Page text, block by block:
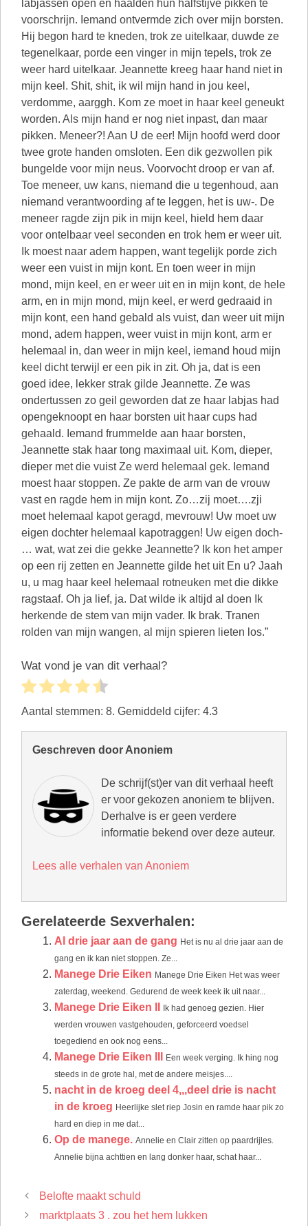
labjassen open en haalden hun halfstijve pikken te
voorschrijn. Iemand ontvermde zich over mijn borsten.
Hij begon hard te kneden, trok ze uitelkaar, duwde ze
tegenelkaar, porde een vinger in mijn tepels, trok ze
weer hard uitelkaar. Jeannette kreeg haar hand niet in
mijn keel. Shit, shit, ik wil mijn hand in jou keel,
verdomme, aarggh. Kom ze moet in haar keel geneukt
worden. Als mijn hand er nog niet inpast, dan maar
pikken. Meneer?! Aan U de eer! Mijn hoofd werd door
twee grote handen omsloten. Een dik gezwollen pik
bungelde voor mijn neus. Voorvocht droop er van af.
Toe meneer, uw kans, niemand die u tegenhoud, aan
niemand verantwoording af te leggen, het is uw-. De
meneer ragde zijn pik in mijn keel, hield hem daar
voor ontelbaar veel seconden en trok hem er weer uit.
Ik moest naar adem happen, want tegelijk porde zich
weer een vuist in mijn kont. En toen weer in mijn
mond, mijn keel, en er weer uit en in mijn kont, de hele
arm, en in mijn mond, mijn keel, er werd gedraaid in
mijn kont, een hand gebald als vuist, dan weer uit mijn
mond, adem happen, weer vuist in mijn kont, arm er
helemaal in, dan weer in mijn keel, iemand houd mijn
keel dicht terwijl er een pik in zit. Oh ja, dat is een
goed idee, lekker strak gilde Jeannette. Ze was
ondertussen zo geil geworden dat ze haar labjas had
opengeknoopt en haar borsten uit haar cups had
gehaald. Iemand frummelde aan haar borsten,
Jeannette stak haar tong maximaal uit. Kom, dieper,
dieper met die vuist Ze werd helemaal gek. Iemand
moest haar stoppen. Ze pakte de arm van de vrouw
vast en ragde hem in mijn kont. Zo…zij moet….zji
moet helemaal kapot geragd, mevrouw! Uw moet uw
eigen dochter helemaal kapotraggen! Uw eigen doch-
… wat, wat zei die gekke Jeannette? Ik kon het amper
op een rij zetten en Jeannette gilde het uit En u? Jaah
u, u mag haar keel helemaal rotneuken met die dikke
ragstaaf. Oh ja lief, ja. Dat wilde ik altijd al doen Ik
herkende de stem van mijn vader. Ik brak. Tranen
rolden van mijn wangen, al mijn spieren lieten los.”
Wat vond je van dit verhaal?
Aantal stemmen: 8. Gemiddeld cijfer: 4.3
Geschreven door Anoniem
De schrijf(st)er van dit verhaal heeft
er voor gekozen anoniem te blijven.
Derhalve is er geen verdere
informatie bekend over deze auteur.
Lees alle verhalen van Anoniem
Gerelateerde Sexverhalen:
Al drie jaar aan de gang Het is nu al drie jaar aan de
gang en ik kan niet stoppen. Ze...
Manege Drie Eiken Manege Drie Eiken Het was weer
zaterdag, weekend. Gedurend de week keek ik uit naar...
Manege Drie Eiken II
Ik had genoeg gezien. Hier
werden vrouwen vastgehouden, geforceerd voedsel
toegediend en ook nog eens...
Manege Drie Eiken III
Een week verging. Ik hing nog
steeds in de grote hal, met de andere meisjes....
nacht in de kroeg deel 4,,,deel drie is nacht
in de kroeg Heerlijke slet riep Josin en ramde haar pik zo
hard en diep in me dat...
Op de manege. Annelie en Clair zitten op paardrijles.
Annelie bijna achttien en lang donker haar, schat haar...
Belofte maakt schuld
marktplaats 3 . zou het hem lukken